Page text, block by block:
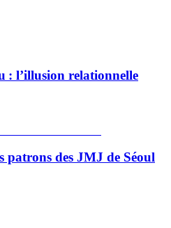
: l’illusion relationnelle
patrons des JMJ de Séoul